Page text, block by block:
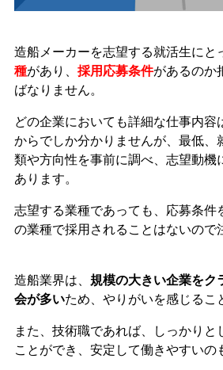
造船メーカーを志望する就活生にと
種があり、 採用応募条件があるのか
ばなりません。
どの企業においても詳細な仕事内容
からでしか分かりませんが、最低、
類や方向性を事前に調べ、志望動機
あります。
志望する業種であっても、応募条件
の業種で採用されることはないので
造船業界は、 規模の大きい企業をク
会が多いため、やりがいを感じるこ
また、技術職であれば、しっかりと
ことができ、安定して働きやすいの